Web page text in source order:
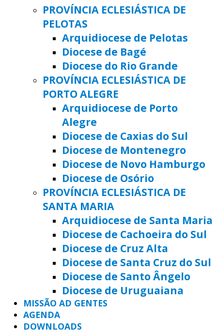
PROVÍNCIA ECLESIÁSTICA DE
PELOTAS
Arquidiocese de Pelotas
Diocese de Bagé
Diocese do Rio Grande
PROVÍNCIA ECLESIÁSTICA DE
PORTO ALEGRE
Arquidiocese de Porto
Alegre
Diocese de Caxias do Sul
Diocese de Montenegro
Diocese de Novo Hamburgo
Diocese de Osório
PROVÍNCIA ECLESIÁSTICA DE
SANTA MARIA
Arquidiocese de Santa Maria
Diocese de Cachoeira do Sul
Diocese de Cruz Alta
Diocese de Santa Cruz do Sul
Diocese de Santo Ângelo
Diocese de Uruguaiana
MISSÃO AD GENTES
AGENDA
DOWNLOADS